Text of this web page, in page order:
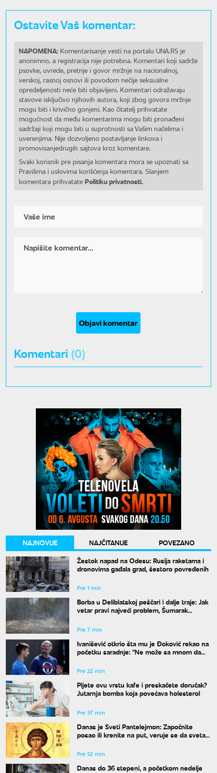
Ostavite Vaš komentar:
NAPOMENA: Komentarisanje vesti na portalu UNA.RS je
anonimno, a registracija nije potrebna. Komentari koji sadrže
psovke, uvrede, pretnje i govor mržnje na nacionalnoj,
verskoj, rasnoj osnovi ili povodom nečije seksualne
opredeljenosti neće biti objavljeni. Komentari odražavaju
stavove isključivo njihovih autora, koji zbog govora mržnje
mogu biti i krivično gonjeni. Kao čitatelj prihvatate
mogućnost da među komentarima mogu biti pronađeni
sadržaji koji mogu biti u suprotnosti sa Vašim načelima i
uverenjima. Nije dozvoljeno postavljanje linkova i
promovisanjedrugih sajtova kroz komentare.
Svaki korisnik pre pisanja komentara mora se upoznati sa
Pravilima i uslovima korišćenja komentara. Slanjem
komentara prihvatate Politiku privatnosti.
Objavi komentar
Komentari (0)
NAJNOVIJE NAJČITANIJE
POVEZANO
Žestok napad na Odesu: Rusija raketama i
dronovima gađala grad, šestoro povređenih
Pre 1 min
Borba u Deliblatskoj peščari i dalje traje: Jak
vetar pravi najveći problem, Šumarak
Pre 7 min
Ivanišević otkrio šta mu je Đoković rekao na
početku saradnje: "Ne može sa mnom da
Pre 22 min
Pijete ovu vrstu kafe i preskačete doručak?
Jutarnja bomba koja povećava holesterol
Pre 37 min
Danas je Sveti Pantelejmon: Započnite
posao ili krenite na put, veruje se da svetac
Pre 52 min
Danas do 36 stepeni, a početkom nedelje